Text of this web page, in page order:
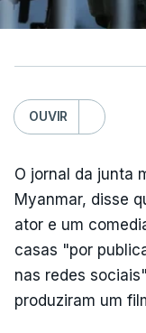
OUVIR
O jornal da junta
Myanmar, disse
ator e um
casas "por
nas redes
produziram um